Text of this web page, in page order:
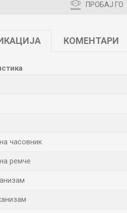
ПРОБАЈ ГО
КОМЕНТАРИ
часовник
ремче